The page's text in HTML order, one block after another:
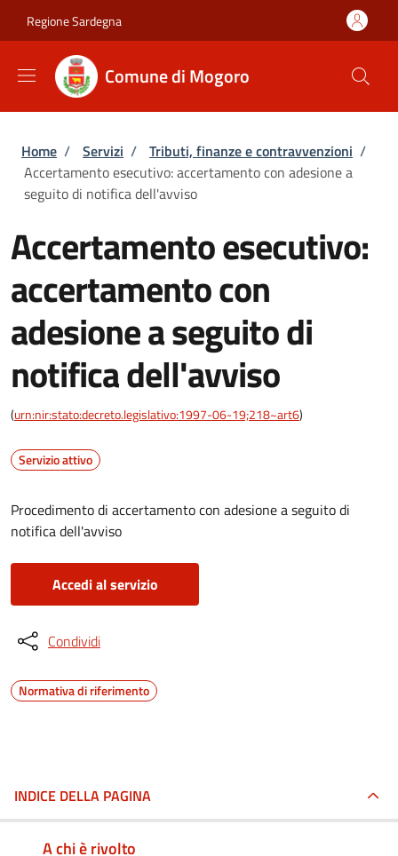
Regione Sardegna
Comune di Mogoro
Briciole di pane
Home / Servizi / Tributi, finanze e contravvenzioni /
Accertamento esecutivo: accertamento con adesione a
seguito di notifica dell'avviso
Accertamento esecutivo:
accertamento con
adesione a seguito di
notifica dell'avviso
(urn:nir:stato:decreto.legislativo:1997-06-19;218~art6)
Servizio attivo
Procedimento di accertamento con adesione a seguito di
notifica dell'avviso
Accedi al servizio
Condividi
Normativa di riferimento
INDICE DELLA PAGINA
A chi è rivolto